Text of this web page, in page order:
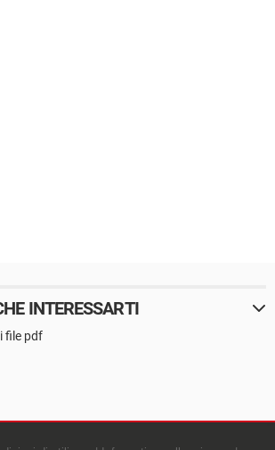
INTERESSARTI
file pdf